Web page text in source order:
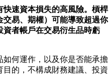
速資本損失的高風險。槓桿
易、期權）可能導致超過你
者帳戶在交易衍生品時虧
何運作，以及你是否能承擔
的，不構成財務建議、投資